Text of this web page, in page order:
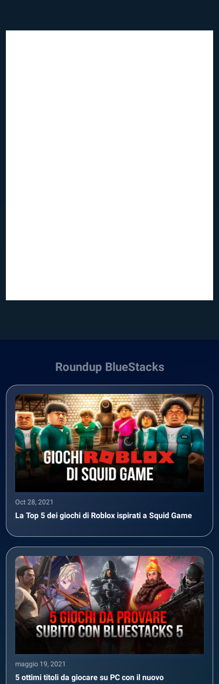
Roundup BlueStacks
Oct 28, 2021
La Top 5 dei giochi di Roblox ispirati a Squid Game
maggio 19, 2021
5 ottimi titoli da giocare su PC con il nuovo